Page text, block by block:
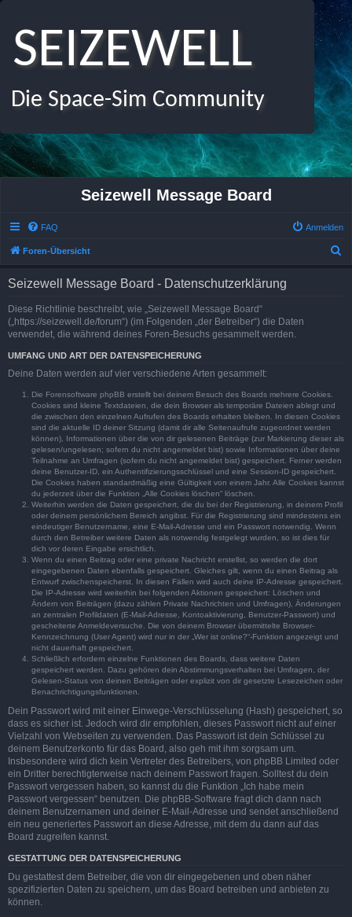
SEIZEWELL
Die Space-Sim Community
Seizewell Message Board
FAQ Anmelden
Foren-Übersicht
Seizewell Message Board - Datenschutzerklärung
Diese Richtlinie beschreibt, wie „Seizewell Message Board“
(„https://seizewell.de/forum“) (im Folgenden „der Betreiber“) die Daten
verwendet, die während deines Foren-Besuchs gesammelt werden.
UMFANG UND ART DER DATENSPEICHERUNG
Deine Daten werden auf vier verschiedene Arten gesammelt:
Die Forensoftware phpBB erstellt bei deinem Besuch des Boards mehrere Cookies.
Cookies sind kleine Textdateien, die dein Browser als temporäre Dateien ablegt und
die zwischen den einzelnen Aufrufen des Boards erhalten bleiben. In diesen Cookies
sind die aktuelle ID deiner Sitzung (damit dir alle Seitenaufrufe zugeordnet werden
können), Informationen über die von dir gelesenen Beiträge (zur Markierung dieser als
gelesen/ungelesen; sofern du nicht angemeldet bist) sowie Informationen über deine
Teilnahme an Umfragen (sofern du nicht angemeldet bist) gespeichert. Ferner werden
deine Benutzer-ID, ein Authentifizierungsschlüssel und eine Session-ID gespeichert.
Die Cookies haben standardmäßig eine Gültigkeit von einem Jahr. Alle Cookies kannst
du jederzeit über die Funktion „Alle Cookies löschen“ löschen.
Weiterhin werden die Daten gespeichert, die du bei der Registrierung, in deinem Profil
oder deinem persönlichem Bereich angibst. Für die Registrierung sind mindestens ein
eindeutiger Benutzername, eine E-Mail-Adresse und ein Passwort notwendig. Wenn
durch den Betreiber weitere Daten als notwendig festgelegt wurden, so ist dies für
dich vor deren Eingabe ersichtlich.
Wenn du einen Beitrag oder eine private Nachricht erstellst, so werden die dort
eingegebenen Daten ebenfalls gespeichert. Gleiches gilt, wenn du einen Beitrag als
Entwurf zwischenspeicherst. In diesen Fällen wird auch deine IP-Adresse gespeichert.
Die IP-Adresse wird weiterhin bei folgenden Aktionen gespeichert: Löschen und
Ändern von Beiträgen (dazu zählen Private Nachrichten und Umfragen), Änderungen
an zentralen Profildaten (E-Mail-Adresse, Kontoaktivierung, Benutzer-Passwort) und
gescheiterte Anmeldeversuche. Die von deinem Browser übermittelte Browser-
Kennzeichnung (User Agent) wird nur in der „Wer ist online?“-Funktion angezeigt und
nicht dauerhaft gespeichert.
Schließlich erfordern einzelne Funktionen des Boards, dass weitere Daten
gespeichert werden. Dazu gehören dein Abstimmungsverhalten bei Umfragen, der
Gelesen-Status von deinen Beiträgen oder explizit von dir gesetzte Lesezeichen oder
Benachrichtigungsfunktionen.
Dein Passwort wird mit einer Einwege-Verschlüsselung (Hash) gespeichert, so
dass es sicher ist. Jedoch wird dir empfohlen, dieses Passwort nicht auf einer
Vielzahl von Webseiten zu verwenden. Das Passwort ist dein Schlüssel zu
deinem Benutzerkonto für das Board, also geh mit ihm sorgsam um.
Insbesondere wird dich kein Vertreter des Betreibers, von phpBB Limited oder
ein Dritter berechtigterweise nach deinem Passwort fragen. Solltest du dein
Passwort vergessen haben, so kannst du die Funktion „Ich habe mein
Passwort vergessen“ benutzen. Die phpBB-Software fragt dich dann nach
deinem Benutzernamen und deiner E-Mail-Adresse und sendet anschließend
ein neu generiertes Passwort an diese Adresse, mit dem du dann auf das
Board zugreifen kannst.
GESTATTUNG DER DATENSPEICHERUNG
Du gestattest dem Betreiber, die von dir eingegebenen und oben näher
spezifizierten Daten zu speichern, um das Board betreiben und anbieten zu
können.